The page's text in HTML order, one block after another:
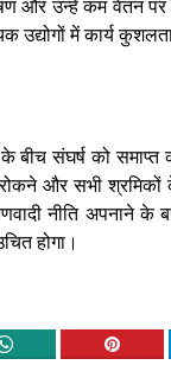
में कार्य
बीच संघर्ष को
रोकने और सभी
नीति अपनाने
होगा।